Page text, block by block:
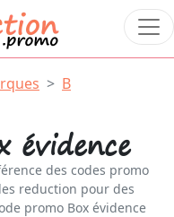
B
évidence
des codes promo
reduction pour des
promo Box évidence